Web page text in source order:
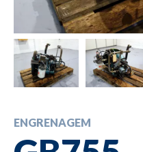
ENGRENAGEM